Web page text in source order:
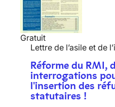
Gratuit
Lettre de l’asile et de
Réforme du RMI,
interrogations
l'insertion des
statutaires !